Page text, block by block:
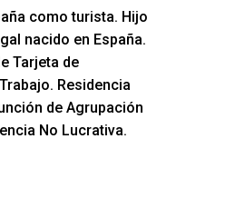
como turista. Hijo
nacido en España.
Tarjeta de
Residencia
de Agrupación
No Lucrativa.